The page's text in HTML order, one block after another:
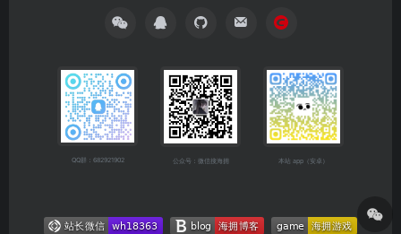
QQ群：682921902 公众号：微信搜海拥 本站 app（安卓）